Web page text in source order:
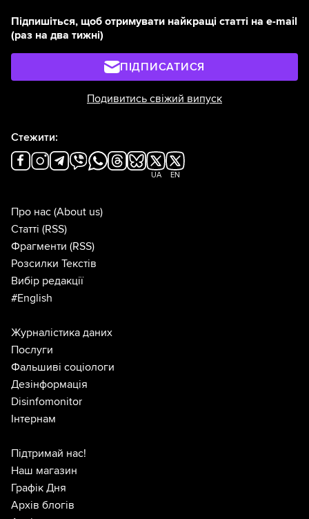
Підпишіться, щоб отримувати найкращі статті на e-mail
(раз на два тижні)
ПІДПИСАТИСЯ
Подивитись свіжий випуск
Стежити:
UA EN
Про нас (About us)
Статті (RSS)
Фрагменти (RSS)
Розсилки Текстів
Вибір редакції
#English
Журналістика даних
Послуги
Фальшиві соціологи
Дезінформація
Disinfomonitor
Інтернам
Підтримай нас!
Наш магазин
Графік Дня
Архів блогів